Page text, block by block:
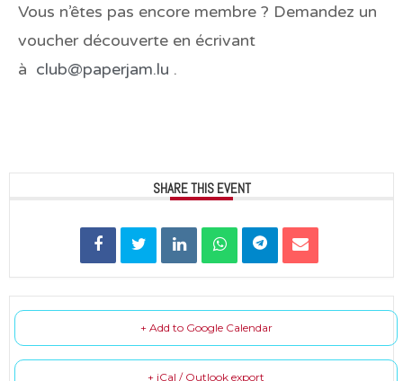
Vous n’êtes pas encore membre ? Demandez un
voucher découverte en écrivant
à club@paperjam.lu .
SHARE THIS EVENT
+ Add to Google Calendar
+ iCal / Outlook export